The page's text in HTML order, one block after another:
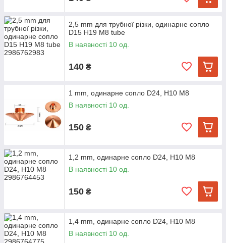
2,5 mm для трубної різки, одинарне сопло
D15 H19 M8 tube
В наявності 10 од.
140 ₴
1 mm, одинарне сопло D24, H10 M8
В наявності 10 од.
150 ₴
1,2 mm, одинарне сопло D24, H10 M8
В наявності 10 од.
150 ₴
1,4 mm, одинарне сопло D24, H10 M8
В наявності 10 од.